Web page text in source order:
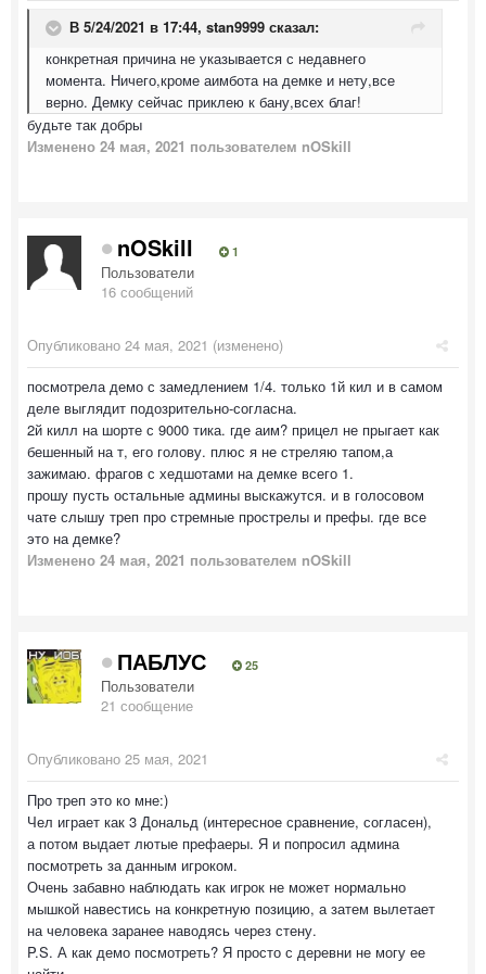
В 5/24/2021 в 17:44, stan9999 сказал:
конкретная причина не указывается с недавнего
момента. Ничего,кроме аимбота на демке и нету,все
верно. Демку сейчас приклею к бану,всех благ!
будьте так добры
Изменено 24 мая, 2021 пользователем nOSkill
nOSkill 1
Пользователи
16 сообщений
Опубликовано 24 мая, 2021 (изменено)
посмотрела демо с замедлением 1/4. только 1й кил и в самом
деле выглядит подозрительно-согласна.
2й килл на шорте с 9000 тика. где аим? прицел не прыгает как
бешенный на т, его голову. плюс я не стреляю тапом,а
зажимаю. фрагов с хедшотами на демке всего 1.
прошу пусть остальные админы выскажутся. и в голосовом
чате слышy треп про стремные прострелы и префы. где все
это на демке?
Изменено 24 мая, 2021 пользователем nOSkill
ПАБЛУС 25
Пользователи
21 сообщение
Опубликовано 25 мая, 2021
Про треп это ко мне:)
Чел играет как 3 Дональд (интересное сравнение, согласен),
а потом выдает лютые префаеры. Я и попросил админа
посмотреть за данным игроком.
Очень забавно наблюдать как игрок не может нормально
мышкой навестись на конкретную позицию, а затем вылетает
на человека заранее наводясь через стену.
P.S. А как демо посмотреть? Я просто с деревни не могу ее